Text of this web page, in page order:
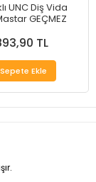
UNC Diş Vida
GEÇMEZ
TL
Sepete Ekle